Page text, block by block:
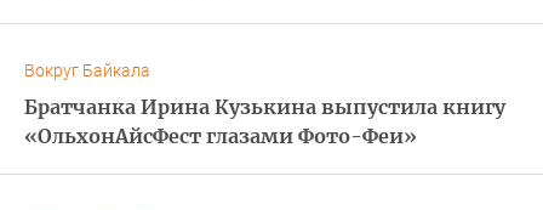
Вокруг Байкала
Братчанка Ирина Кузькина выпустила книгу
«ОльхонАйсФест глазами Фото-Феи»